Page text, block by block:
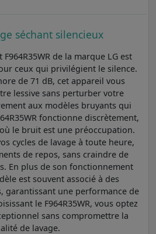
séchant silencieux
de la marque LG est
ceux qui privilégient le silence.
de 71 dB, cet appareil vous
lessive sans perturber votre
aux modèles bruyants qui
fonctionne discrètement,
le bruit est une préoccupation.
cycles de lavage à toute heure,
de repos, sans craindre de
En plus de son fonctionnement
est souvent associé à des
garantissant une performance de
le F964R35WR, vous optez
sans compromettre la
de lavage.